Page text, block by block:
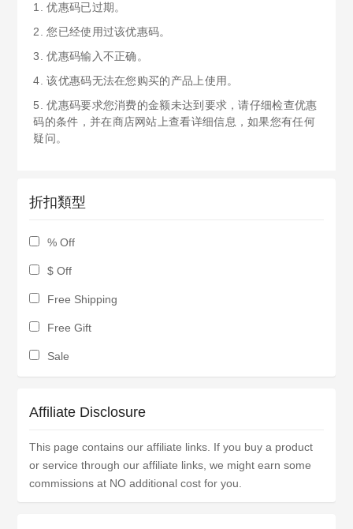
1. 优惠码已过期。
2. 您已经使用过该优惠码。
3. 优惠码输入不正确。
4. 该优惠码无法在您购买的产品上使用。
5. 优惠码要求您消费的金额未达到要求，请仔细检查优惠
码的条件，并在商店网站上查看详细信息，如果您有任何
疑问。
折扣類型
% Off
$ Off
Free Shipping
Free Gift
Sale
Affiliate Disclosure
This page contains our affiliate links. If you buy a product
or service through our affiliate links, we might earn some
commissions at NO additional cost for you.